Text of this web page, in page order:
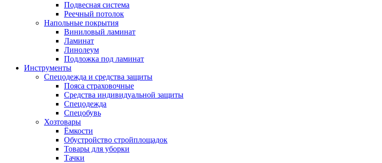
Подвесная система
Реечный потолок
Напольные покрытия
Виниловый ламинат
Ламинат
Линолеум
Подложка под ламинат
Инструменты
Спецодежда и средства защиты
Пояса страховочные
Средства индивидуальной защиты
Спецодежда
Спецобувь
Хозтовары
Ёмкости
Обустройство стройплощадок
Товары для уборки
Тачки